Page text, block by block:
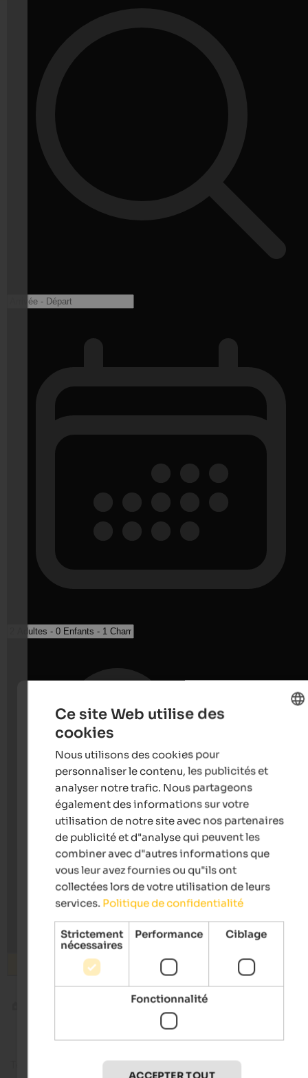
Expériences avec les animaux
Temps de lecture env.13minutes
Ce site Web utilise des
cookies
Nous utilisons des cookies pour
personnaliser le contenu, les publicités et
analyser notre trafic. Nous partageons
également des informations sur votre
utilisation de notre site avec nos partenaires
de publicité et d"analyse qui peuvent les
combiner avec d"autres informations que
vous leur avez fournies ou qu"ils ont
collectées lors de votre utilisation de leurs
services. Politique de confidentialité
Strictement
nécessaires
Performance Ciblage
Fonctionnalité
ACCEPTER TOUT